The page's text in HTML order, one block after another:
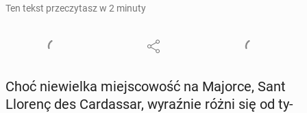
Ten tekst przeczytasz w 2 minuty
Choć nie­wiel­ka miej­sco­wość na Majorce, Sant
Llorenç des Car­das­sar, wy­raź­nie różni się od ty­